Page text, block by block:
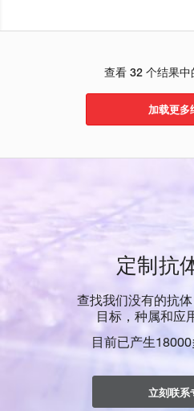
查看 32 个结果
加载更多
定制抗
查找我们没有的抗
目标，种属和应
目前已产生
立刻联系